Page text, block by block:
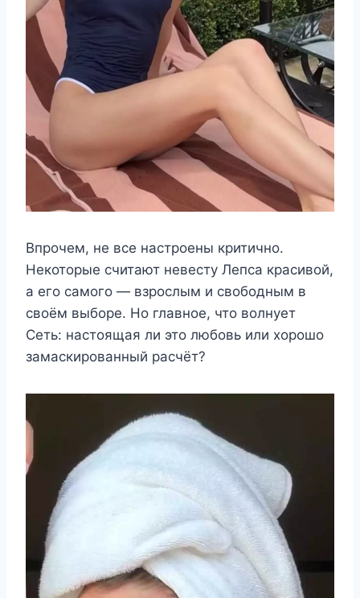
Впрочем, не все настроены критично.
Некоторые считают невесту Лепса красивой,
а его самого — взрослым и свободным в
своём выборе. Но главное, что волнует
Сеть: настоящая ли это любовь или хорошо
замаскированный расчёт?